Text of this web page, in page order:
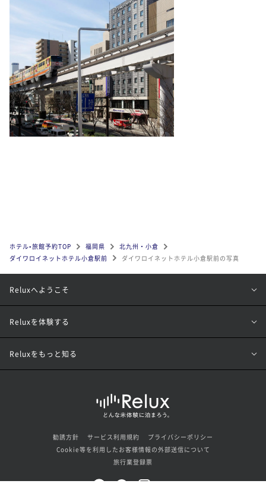
ホテル•旅館予約TOP 福岡県
北九州・小倉
ダイワロイネットホテル小倉駅前
ダイワロイネットホテル小倉駅前の写真
Reluxへようこそ
Reluxを体験する
Reluxをもっと知る
勧誘方針 サービス利用規約
プライバシーポリシー
Cookie等を利用したお客様情報の外部送信について
旅行業登録票